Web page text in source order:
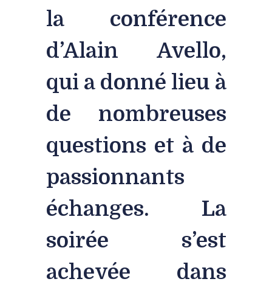
la conférence
d’Alain Avello,
qui a donné lieu à
de nombreuses
questions et à de
passionnants
échanges. La
soirée s’est
achevée dans